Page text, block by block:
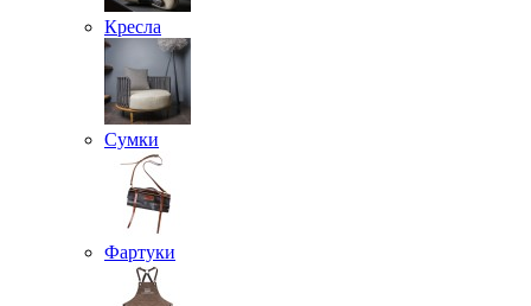
Кресла
Сумки
Фартуки